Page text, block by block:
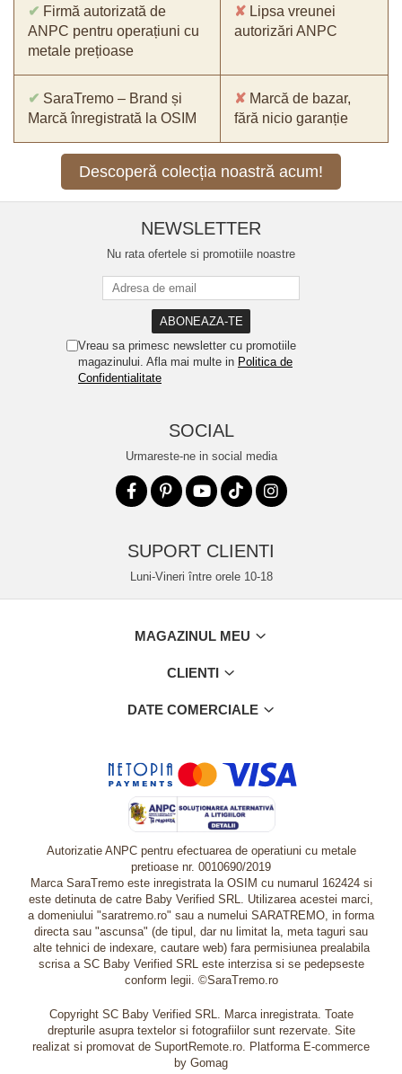
✔ Firmă autorizată de
ANPC pentru operațiuni cu
metale prețioase
✘ Lipsa vreunei
autorizări ANPC
✔ SaraTremo – Brand și
Marcă înregistrată la OSIM
✘ Marcă de bazar,
fără nicio garanție
Descoperă colecția noastră acum!
NEWSLETTER
Nu rata ofertele si promotiile noastre
Vreau sa primesc newsletter cu promotiile
magazinului. Afla mai multe in Politica de
Confidentialitate
SOCIAL
Urmareste-ne in social media
SUPORT CLIENTI
Luni-Vineri între orele 10-18
MAGAZINUL MEU
CLIENTI
DATE COMERCIALE
Autorizatie ANPC pentru efectuarea de operatiuni cu metale
pretioase nr. 0010690/2019
Marca SaraTremo este inregistrata la OSIM cu numarul 162424 si
este detinuta de catre Baby Verified SRL. Utilizarea acestei marci,
a domeniului "saratremo.ro" sau a numelui SARATREMO, in forma
directa sau "ascunsa" (de tipul, dar nu limitat la, meta taguri sau
alte tehnici de indexare, cautare web) fara permisiunea prealabila
scrisa a SC Baby Verified SRL este interzisa si se pedepseste
conform legii. ©SaraTremo.ro
Copyright SC Baby Verified SRL. Marca inregistrata. Toate
drepturile asupra textelor si fotografiilor sunt rezervate. Site
realizat si promovat de SuportRemote.ro. Platforma E-commerce
by Gomag